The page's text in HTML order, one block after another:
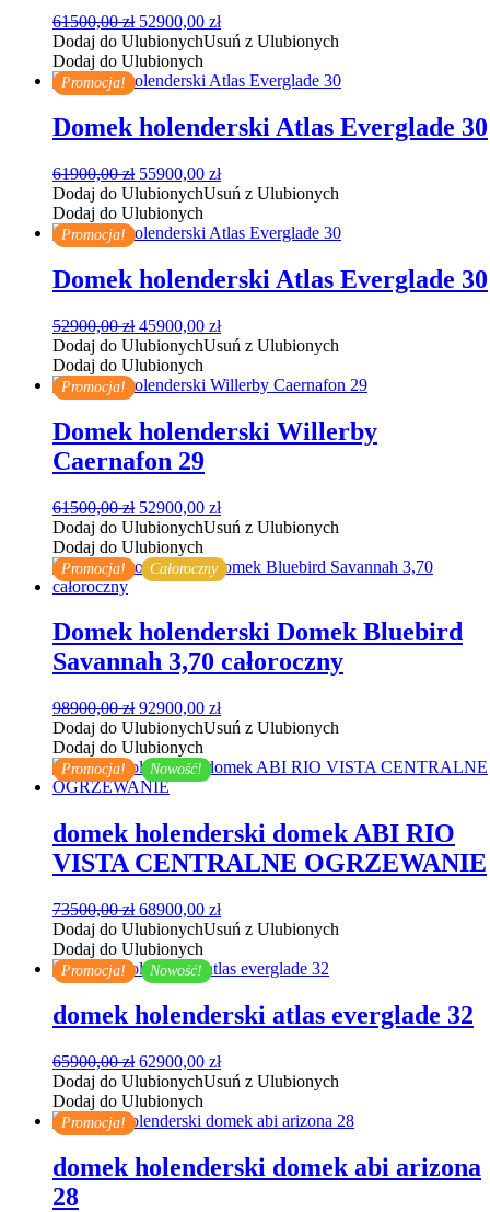
61500,00zł Pierwotna
cena
wynosiła:
61500,00 zł.
52900,00 złAktualna
cena
52900,00 zł.
Dodaj do UlubionychUsuń z Ulubionych
Dodaj do Ulubionych
Promocja!
Domek holenderski Atlas Everglade 30
61900,00zł Pierwotna
cena
wynosiła:
61900,00 zł.
55900,00 złAktualna
cena
55900,00 zł.
Dodaj do UlubionychUsuń z Ulubionych
Dodaj do Ulubionych
Promocja!
Domek holenderski Atlas Everglade 30
52900,00zł Pierwotna
cena
wynosiła:
52900,00 zł.
45900,00 złAktualna
cena
45900,00 zł.
Dodaj do UlubionychUsuń z Ulubionych
Dodaj do Ulubionych
Promocja!
Domek holenderski Willerby
Caernafon 29
61500,00zł Pierwotna
cena
wynosiła:
61500,00 zł.
52900,00 złAktualna
cena
52900,00 zł.
Dodaj do UlubionychUsuń z Ulubionych
Dodaj do Ulubionych
Promocja! Całoroczny
Domek holenderski Domek Bluebird
Savannah 3,70 całoroczny
98900,00zł Pierwotna
cena
wynosiła:
98900,00 zł.
92900,00 złAktualna
cena
92900,00 zł.
Dodaj do UlubionychUsuń z Ulubionych
Dodaj do Ulubionych
Promocja! Nowość!
domek holenderski domek ABI RIO
VISTA CENTRALNE OGRZEWANIE
73500,00zł Pierwotna
cena
wynosiła:
73500,00 zł.
68900,00 złAktualna
cena
68900,00 zł.
Dodaj do UlubionychUsuń z Ulubionych
Dodaj do Ulubionych
Promocja! Nowość!
domek holenderski atlas everglade 32
65900,00zł Pierwotna
cena
wynosiła:
65900,00 zł.
62900,00 złAktualna
cena
62900,00 zł.
Dodaj do UlubionychUsuń z Ulubionych
Dodaj do Ulubionych
Promocja!
domek holenderski domek abi arizona
28